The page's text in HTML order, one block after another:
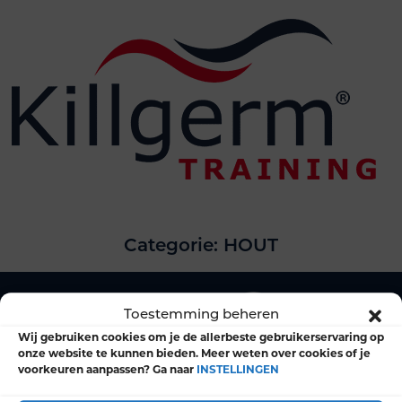
Toestemming beheren
Wij gebruiken cookies om je de allerbeste gebruikerservaring op
onze website te kunnen bieden. Meer weten over cookies of je
voorkeuren aanpassen? Ga naar
INSTELLINGEN
Categorie: HOUT